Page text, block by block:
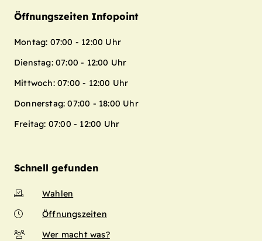
Öffnungszeiten Infopoint
Montag: 07:00 - 12:00 Uhr
Dienstag: 07:00 - 12:00 Uhr
Mittwoch: 07:00 - 12:00 Uhr
Donnerstag: 07:00 - 18:00 Uhr
Freitag: 07:00 - 12:00 Uhr
Schnell gefunden
Wahlen
Öffnungszeiten
Wer macht was?